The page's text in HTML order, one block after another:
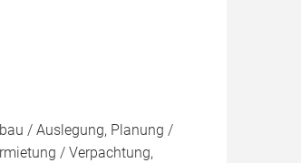
/ Auslegung, Planung /
/ Verpachtung,